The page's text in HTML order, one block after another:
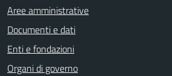
Aree amministrative
Documenti e dati
Enti e fondazioni
Organi di governo